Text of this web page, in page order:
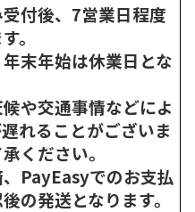
付後、7営業日程度
。
末年始は休業日とな
や交通事情などによ
れることがございま
ください。
PayEasyでのお支払
の発送となります。